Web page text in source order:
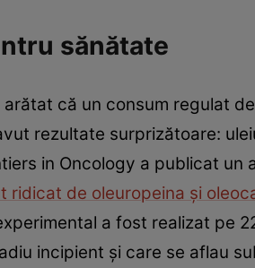
sănătate
că un consum regulat
rezultate surprizătoare:
in Oncology a publicat
ridicat de oleuropeina şi
a fost realizat pe
incipient şi care se aflau